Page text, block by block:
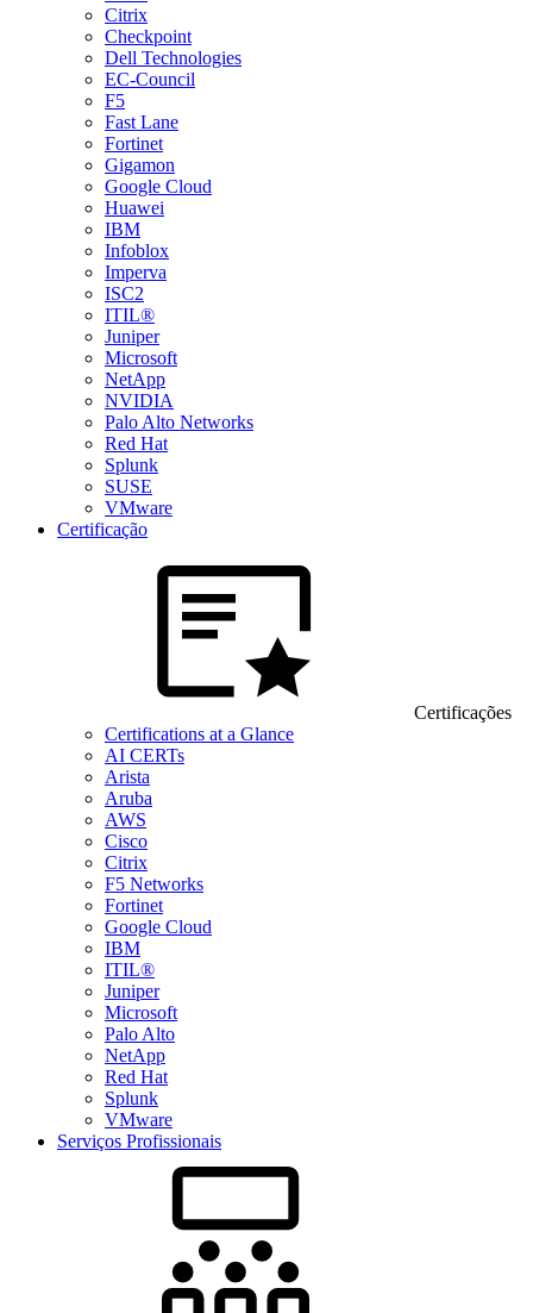
Citrix
Checkpoint
Dell Technologies
EC-Council
F5
Fast Lane
Fortinet
Gigamon
Google Cloud
Huawei
IBM
Infoblox
Imperva
ISC2
ITIL®
Juniper
Microsoft
NetApp
NVIDIA
Palo Alto Networks
Red Hat
Splunk
SUSE
VMware
Certificação
Certificações
Certifications at a Glance
AI CERTs
Arista
Aruba
AWS
Cisco
Citrix
F5 Networks
Fortinet
Google Cloud
IBM
ITIL®
Juniper
Microsoft
Palo Alto
NetApp
Red Hat
Splunk
VMware
Serviços Profissionais